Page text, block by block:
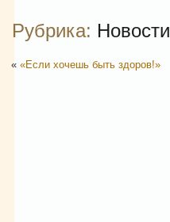
Рубрика: Новости
« «Если хочешь быть здоров!»